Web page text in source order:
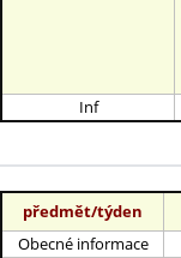
Inf
předmět/týden
Obecné informace